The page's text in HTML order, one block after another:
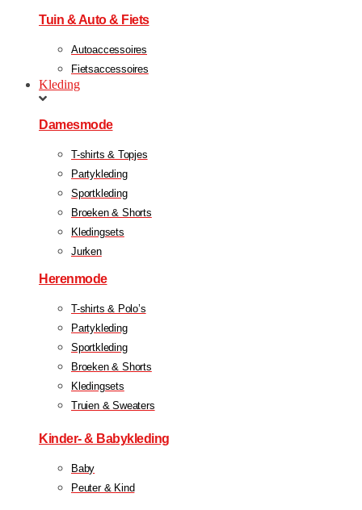
Tuin & Auto & Fiets
Autoaccessoires
Fietsaccessoires
Kleding
Damesmode
T-shirts & Topjes
Partykleding
Sportkleding
Broeken & Shorts
Kledingsets
Jurken
Herenmode
T-shirts & Polo’s
Partykleding
Sportkleding
Broeken & Shorts
Kledingsets
Truien & Sweaters
Kinder- & Babykleding
Baby
Peuter & Kind